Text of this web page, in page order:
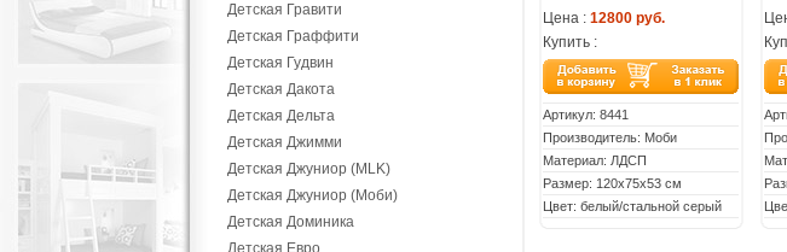
Детская Гравити
Детская Граффити
Детская Гудвин
Детская Дакота
Детская Дельта
Детская Джимми
Детская Джуниор (MLK)
Детская Джуниор (Моби)
Детская Доминика
Детская Евро
Цена : 12800 руб.
Купить :
Артикул: 8441
Производитель: Моби
Материал: ЛДСП
Размер: 120х75х53 см
Цвет: белый/стальной серый